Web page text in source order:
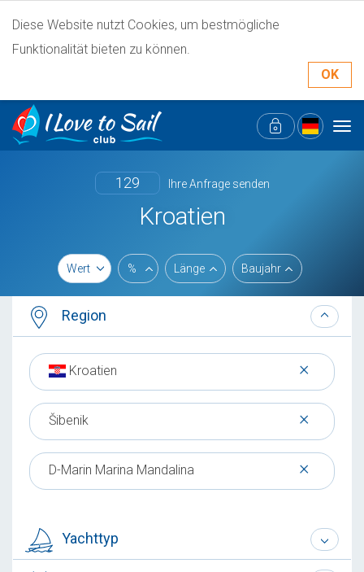
Diese Website nutzt Cookies, um bestmögliche
Funktionalität bieten zu können.
OK
129 Ihre Anfrage senden
Kroatien
Wert % Länge Baujahr
Region
×
Kroatien
×
Šibenik
×
D-Marin Marina Mandalina
Yachttyp